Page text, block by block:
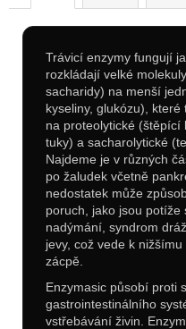
Trávicí enzymy fungují
rozkládají velké
sacharidy) na menší
kyseliny, glukózu),
na proteolytické
tuky) a sacharolytické
Najdeme je v různých
po žaludek včetně
nedostatek může
poruch, jako jsou potíže
nadýmání, syndrom
jevy, což vede k
zácpě.
Enzymasic působí proti
gastrointestinálního
vstřebávání živin.